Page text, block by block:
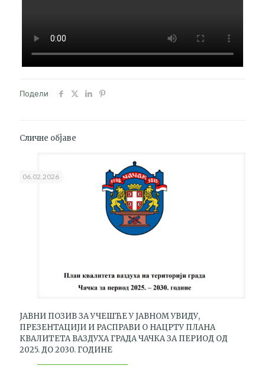
Подели
Сличне објаве
06.02.2026
ЈАВНИ ПОЗИВ ЗА УЧЕШЋЕ У ЈАВНОМ УВИДУ,
ПРЕЗЕНТАЦИЈИ И РАСПРАВИ О НАЦРТУ ПЛАНА
КВАЛИТЕТА ВАЗДУХА ГРАДА ЧАЧКА ЗА ПЕРИОД ОД
2025. ДО 2030. ГОДИНЕ